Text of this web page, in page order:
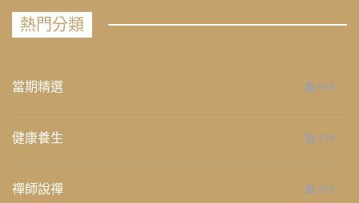
熱門分類
當期精選 658
健康養生 276
禪師說禪 267